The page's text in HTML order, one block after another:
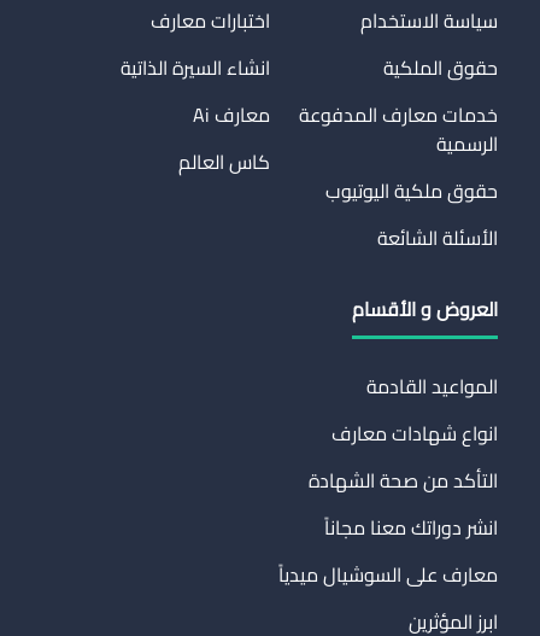
سياسة الاستخدام
حقوق الملكية
خدمات معارف المدفوعة
الرسمية
حقوق ملكية اليوتيوب
الأسئلة الشائعة
اختبارات معارف
انشاء السيرة الذاتية
معارف Ai
كاس العالم
العروض و الأقسام
المواعيد القادمة
انواع شهادات معارف
التأكد من صحة الشهادة
انشر دوراتك معنا مجاناً
معارف على السوشيال ميدياً
ابرز المؤثرين